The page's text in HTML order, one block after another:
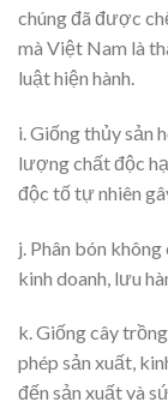
chúng đã được
mà Việt Nam là
luật hiện hành.
i. Giống thủy sản
lượng chất độc
độc tố tự nhiên
j. Phân bón
kinh doanh, lưu
k. Giống cây
phép sản xuất,
đến sản xuất và